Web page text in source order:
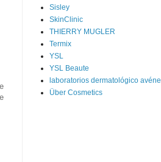
Sisley
SkinClinic
THIERRY MUGLER
Termix
YSL
YSL Beaute
laboratorios dermatológico avéne
Über Cosmetics